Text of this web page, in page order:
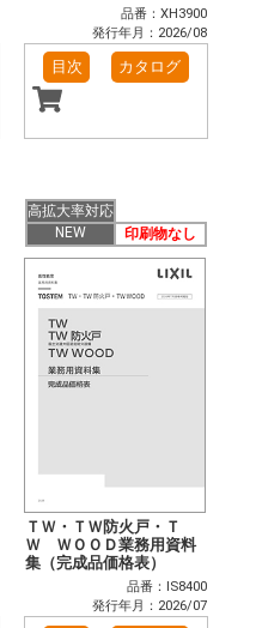
品番：XH3900
発行年月：2026/08
目次 カタログ
高拡大率対応
NEW
印刷物なし
ＴＷ・ＴＷ防火戸・Ｔ
Ｗ ＷＯＯＤ業務用資料
集（完成品価格表）
品番：IS8400
発行年月：2026/07